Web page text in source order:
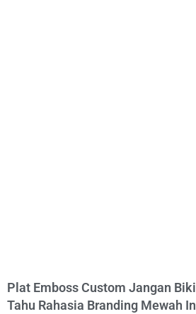
Plat Emboss Custom Jangan
Tahu Rahasia Branding Mewah